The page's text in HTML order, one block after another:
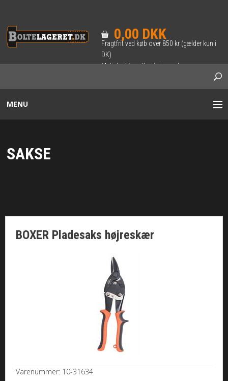
0,00 DKK
Fragtfrit ved køb over 850 kr (gælder kun i
DK)
Mulighed for afhentning ved
MENU
SAKSE
BOXER Pladesaks højreskær
Varenummer: 10-31634